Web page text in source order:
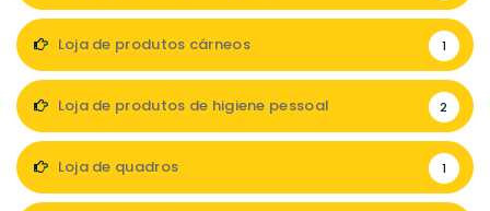
Loja de produtos cárneos 1
Loja de produtos de higiene pessoal 2
Loja de quadros 1